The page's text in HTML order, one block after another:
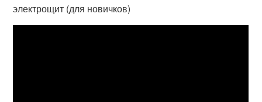
электрощит (для новичков)